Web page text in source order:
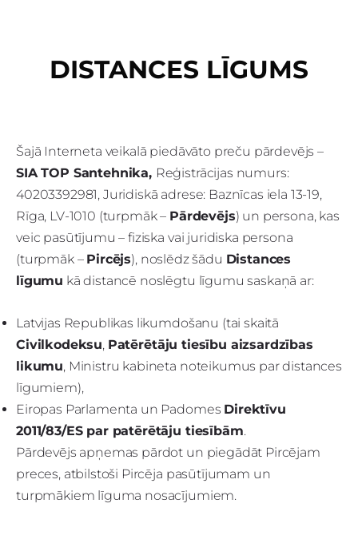
DISTANCES LĪGUMS
Šajā Interneta veikalā piedāvāto preču pārdevējs –
SIA TOP Santehnika, Reģistrācijas numurs:
40203392981, Juridiskā adrese: Baznīcas iela 13-19,
Rīga, LV-1010 (turpmāk – Pārdevējs) un persona, kas
veic pasūtījumu – fiziska vai juridiska persona
(turpmāk – Pircējs), noslēdz šādu Distances
līgumu kā distancē noslēgtu līgumu saskaņā ar:
Latvijas Republikas likumdošanu (tai skaitā
Civilkodeksu, Patērētāju tiesību aizsardzības
likumu, Ministru kabineta noteikumus par distances
līgumiem),
Eiropas Parlamenta un Padomes Direktīvu
2011/83/ES par patērētāju tiesībām.
Pārdevējs apņemas pārdot un piegādāt Pircējam
preces, atbilstoši Pircēja pasūtījumam un
turpmākiem līguma nosacījumiem.